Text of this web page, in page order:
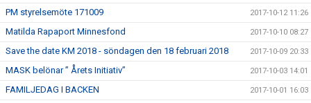
PM styrelsemöte 171009 2017-10-12 11:26
Matilda Rapaport Minnesfond 2017-10-10 08:27
Save the date KM 2018 - söndagen den 18 februari 2018 2017-10-09 20:33
MASK belönar ” Årets Initiativ” 2017-10-03 14:01
FAMILJEDAG I BACKEN 2017-10-01 16:03